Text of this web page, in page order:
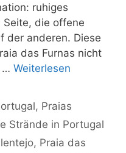
ruhiges
Seite, die offene
der anderen. Diese
das Furnas nicht
… Weiterlesen
, Praias
Strände in Portugal
, Praia das